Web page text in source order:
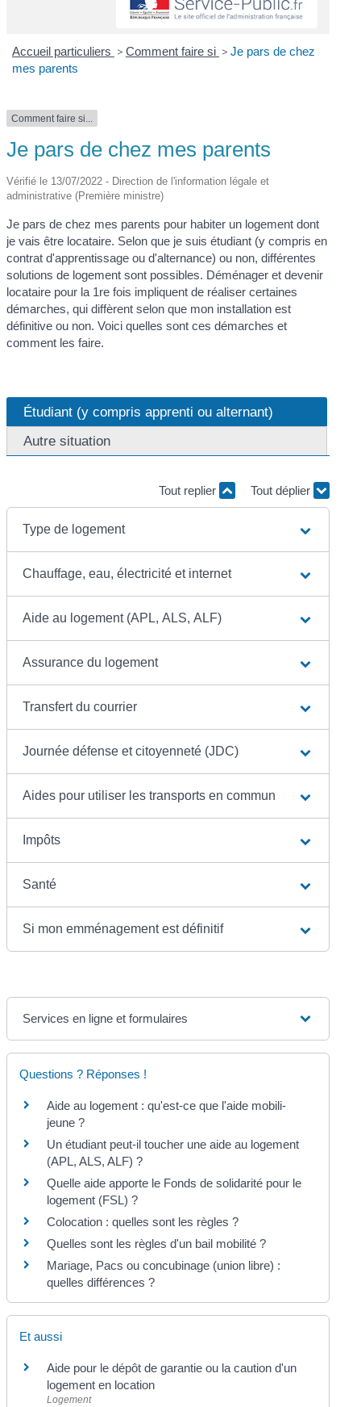
Accueil particuliers > Comment faire si > Je pars de chez
mes parents
Comment faire si...
Je pars de chez mes parents
Vérifié le 13/07/2022 - Direction de l'information légale et
administrative (Première ministre)
Je pars de chez mes parents pour habiter un logement dont
je vais être locataire. Selon que je suis étudiant (y compris en
contrat d'apprentissage ou d'alternance) ou non, différentes
solutions de logement sont possibles. Déménager et devenir
locataire pour la 1re fois impliquent de réaliser certaines
démarches, qui diffèrent selon que mon installation est
définitive ou non. Voici quelles sont ces démarches et
comment les faire.
Étudiant (y compris apprenti ou alternant)
Autre situation
Tout replier Tout déplier
Type de logement
Chauffage, eau, électricité et internet
Aide au logement (APL, ALS, ALF)
Assurance du logement
Transfert du courrier
Journée défense et citoyenneté (JDC)
Aides pour utiliser les transports en commun
Impôts
Santé
Si mon emménagement est définitif
Services en ligne et formulaires
Questions ? Réponses !
Aide au logement : qu'est-ce que l'aide mobili-
jeune ?
Un étudiant peut-il toucher une aide au logement
(APL, ALS, ALF) ?
Quelle aide apporte le Fonds de solidarité pour le
logement (FSL) ?
Colocation : quelles sont les règles ?
Quelles sont les règles d'un bail mobilité ?
Mariage, Pacs ou concubinage (union libre) :
quelles différences ?
Et aussi
Aide pour le dépôt de garantie ou la caution d'un
logement en location
Logement